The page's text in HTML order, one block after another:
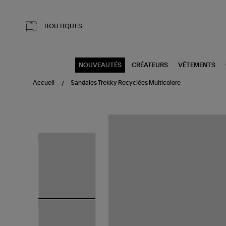
BOUTIQUES
NOUVEAUTÉS CRÉATEURS VÊTEMENTS
Accueil Sandales Trekky Recyclées Multicolore